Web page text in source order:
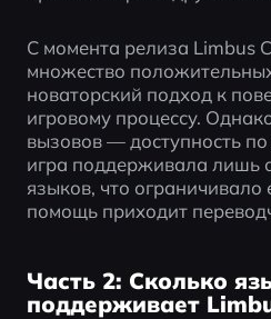
С момента релиза Limbus
множество
новаторский подход к
игровому процессу.
вызовов — доступность
игра поддерживала лишь
языков, что ограничивало
помощь приходит
Часть 2: Сколько
поддерживает